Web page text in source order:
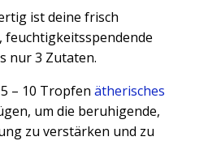
ist deine frisch
feuchtigkeitsspendende
nur 3 Zutaten.
– 10 Tropfen ätherisches
um die beruhigende,
zu verstärken und zu